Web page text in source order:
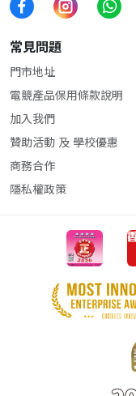
常見問題
門市地址
電競產品保用條款說明
加入我們
贊助活動 及 學校優惠
商務合作
隱私權政策